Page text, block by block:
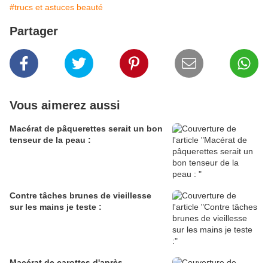
#trucs et astuces beauté
Partager
Vous aimerez aussi
Macérat de pâquerettes serait un bon
tenseur de la peau :
Contre tâches brunes de vieillesse
sur les mains je teste :